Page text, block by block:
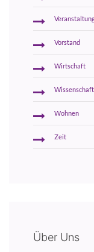
Vorstand
Wirtschaft
Wohnen
Zeit
Über Uns